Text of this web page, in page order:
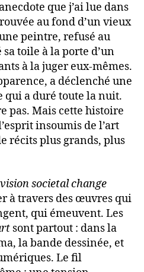
que j’ai lue dans
au fond d’un vieux
peintre, refusé au
toile à la porte d’un
à la juger eux-mêmes.
a déclenché une
qui a duré toute la nuit.
pas. Mais cette histoire
insoumis de l’art
récits plus grands, plus
societal change
à travers des œuvres qui
qui émeuvent. Les
sont partout : dans la
la bande dessinée, et
Le fil